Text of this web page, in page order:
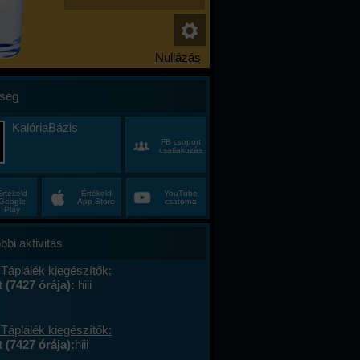
KalóriaBázis
FB csoport
csatlakozás
Play
Értékeld
App Store
YouTube
csatorna
aktivitás
kiegészítők:
(7427 órája): hiii
kiegészítők:
(7427 órája):hiii